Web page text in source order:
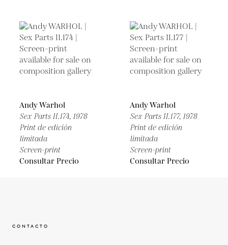
Andy Warhol
Sex Parts II.174, 1978
Print de edición
limitada
Screen-print
Consultar Precio
Andy Warhol
Sex Parts II.177, 1978
Print de edición
limitada
Screen-print
Consultar Precio
CONTACTO